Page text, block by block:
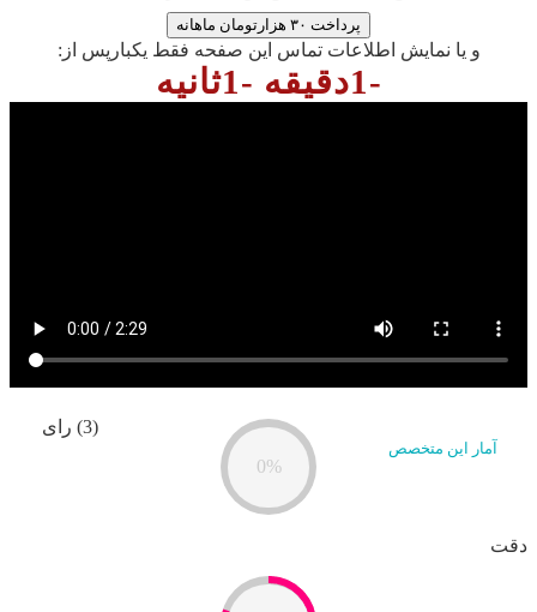
پرداخت ۳۰ هزارتومان ماهانه
و یا نمایش اطلاعات تماس این صفحه فقط یکبارپس از:
-1دقیقه -1ثانیه
آمار این متخصص
(3) رای
0%
دقت